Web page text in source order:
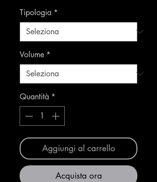
Tipologia *
Volume *
Quantità *
Aggiungi al carrello
Acquista ora